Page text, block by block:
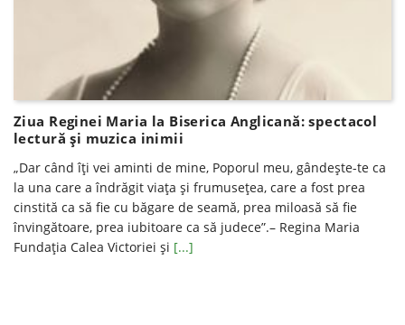
Ziua Reginei Maria la Biserica Anglicană: spectacol
lectură şi muzica inimii
„Dar când îţi vei aminti de mine, Poporul meu, gândeşte-te ca
la una care a îndrăgit viaţa şi frumuseţea, care a fost prea
cinstită ca să fie cu băgare de seamă, prea miloasă să fie
învingătoare, prea iubitoare ca să judece”.– Regina Maria
Fundaţia Calea Victoriei și [...]